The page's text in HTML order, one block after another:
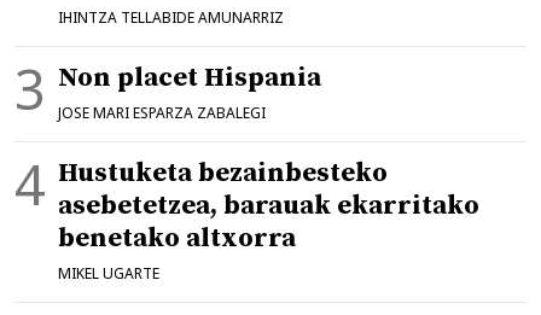
IHINTZA TELLABIDE AMUNARRIZ
Non placet Hispania
JOSE MARI ESPARZA ZABALEGI
Hustuketa bezainbesteko
asebetetzea, barauak ekarritako
benetako altxorra
MIKEL UGARTE